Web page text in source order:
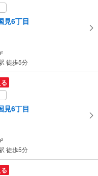
見6丁目
2
徒歩5分
見6丁目
2
徒歩5分